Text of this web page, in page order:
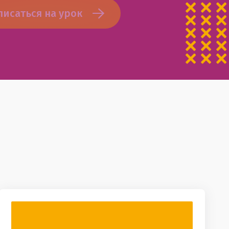
на урок